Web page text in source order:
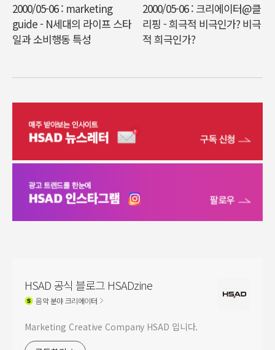
2000/05-06 : marketing
guide - N세대의 라이프 스타
일과 소비행동 특성
2000/05-06 : 크리에이터@클
리핑 - 희극적 비극인가? 비극
적 희극인가?
HSAD 공식 블로그 HSADzine
음악분야 크리에이터
Marketing Creative Company HSAD 입니다.